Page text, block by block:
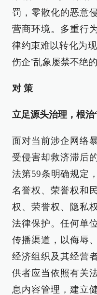
罚，零散化的恶意
营商环境。多重行
律约束难以转化为
伤企’乱象屡禁不绝
对 策
立足源头治理，根治
面对当前涉企网络
受侵害却救济滞后
法第59条明确规定
名誉权、荣誉权和
权、荣誉权、隐私
法律保护。任何单
传播渠道，以侮辱
经济组织及其经营
供者应当依照有关
息内容管理，建立